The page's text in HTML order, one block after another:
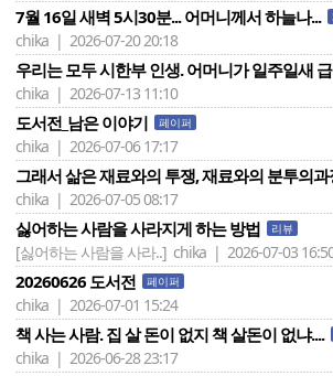
7월 16일 새벽 5시30분... 어머니께서 하늘나...
chika | 2026-07-20 20:18
우리는 모두 시한부 인생. 어머니가 일주일새
chika | 2026-07-13 11:10
도서전_남은 이야기 페이퍼
chika | 2026-07-06 17:17
그래서 삶은 재료와의 투쟁, 재료와의 분투의과
chika | 2026-07-05 08:17
싫어하는 사람을 사라지게 하는 방법 리뷰
[싫어하는 사람을 사라..] chika | 2026-07-03
20260626 도서전 페이퍼
chika | 2026-07-01 15:24
책 사는 사람. 집 살 돈이 없지 책 살돈이 없냐....
chika | 2026-06-28 23:17